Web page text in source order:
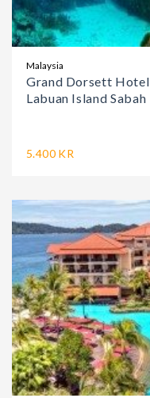
Malaysia
Grand Dorsett Hotel
Labuan Island
5.400 KR